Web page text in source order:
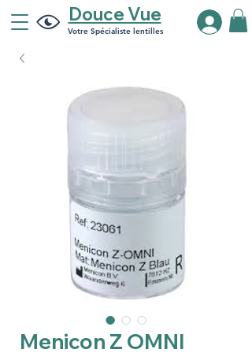
Douce Vue
Votre Spécialiste lentilles
Menicon Z OMNI